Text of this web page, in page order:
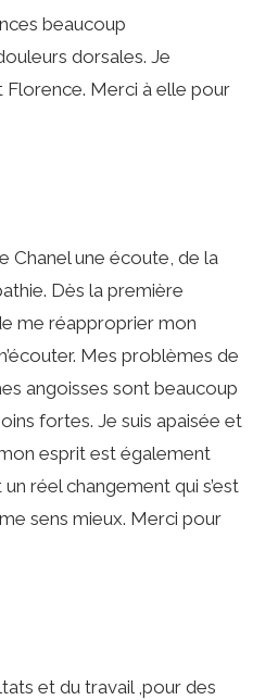
beaucoup
dorsales. Je
Merci à elle pour
Chanel une écoute, de la
Dès la première
me réapproprier mon
Mes problèmes de
angoisses sont beaucoup
fortes. Je suis apaisée et
esprit est également
un réel changement qui s’est
sens mieux. Merci pour
et du travail ,pour des